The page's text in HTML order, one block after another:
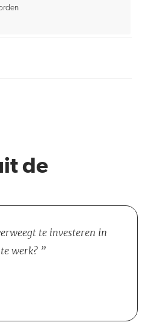
de
te investeren in
werk?